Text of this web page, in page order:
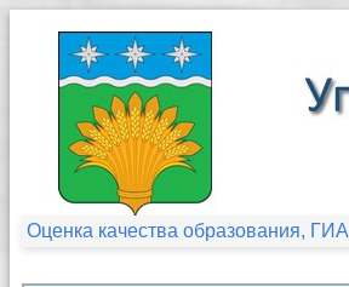
Оценка качества образования, ГИА